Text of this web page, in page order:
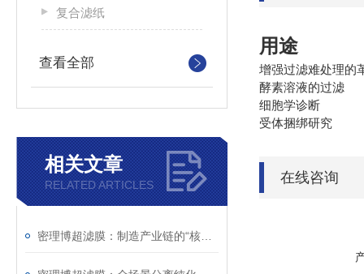
复合滤纸
查看全部
相关文章
RELATED ARTICLES
用途
增强过滤难处理的
酵素溶液的过滤
细胞学诊断
受体捆绑研究
在线咨询